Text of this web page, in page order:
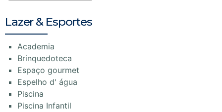
Lazer & Esportes
Academia
Brinquedoteca
Espaço gourmet
Espelho d' água
Piscina
Piscina Infantil